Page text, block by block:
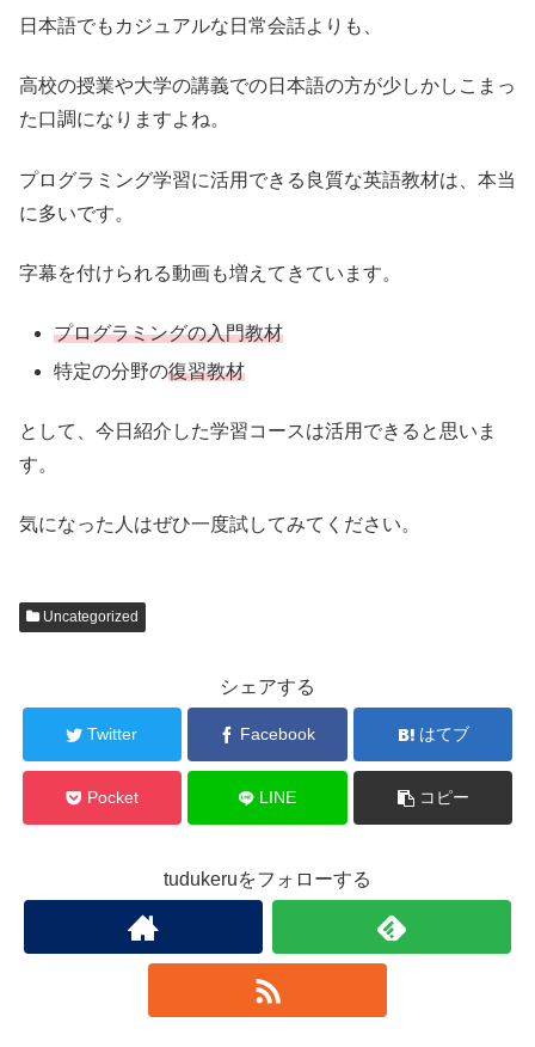
日本語でもカジュアルな日常会話よりも、
高校の授業や大学の講義での日本語の方が少しかしこまっ
た口調になりますよね。
プログラミング学習に活用できる良質な英語教材は、本当
に多いです。
字幕を付けられる動画も増えてきています。
プログラミングの入門教材
特定の分野の復習教材
として、今日紹介した学習コースは活用できると思いま
す。
気になった人はぜひ一度試してみてください。
Uncategorized
シェアする
Twitter Facebook はてブ
Pocket LINE コピー
tudukeruをフォローする